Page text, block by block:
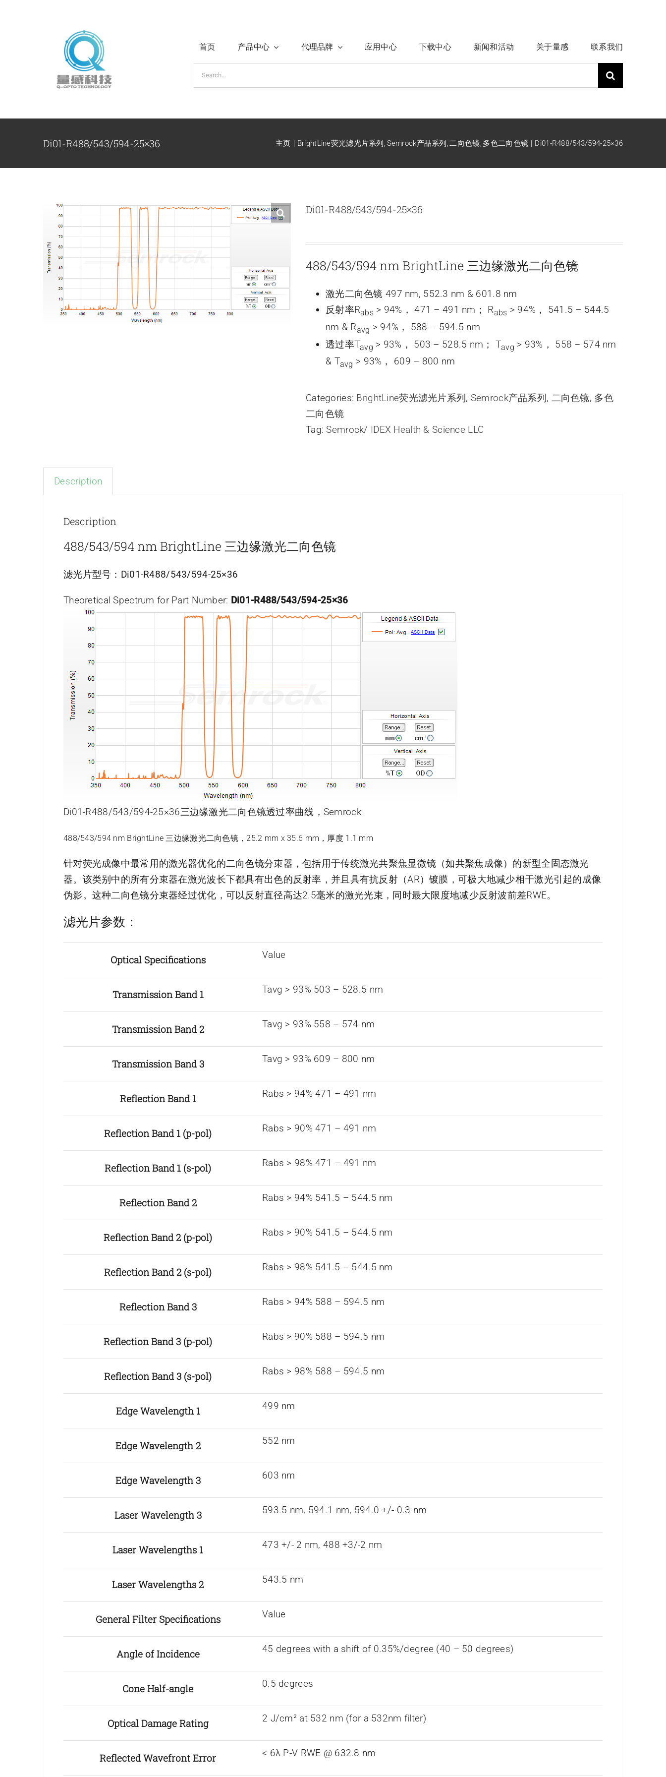
首页 产品中心 代理品牌 应用中心 下载中心 新闻和活动 关于量感 联系我们
索：
Di01-R488/543/594-25×36 主页 BrightLine荧光滤光片系列 Semrock产品系列 二向色镜 多色二向色镜 Di01-R488/543/594-25×36
Di01-R488/543/594-25×36
488/543/594 nm BrightLine 三边缘激光二向色镜
激光二向色镜 497 nm, 552.3 nm & 601.8 nm
反射率Rabs > 94%， 471 – 491 nm； Rabs > 94%， 541.5 – 544.5
nm & Ravg > 94%， 588 – 594.5 nm
透过率Tavg > 93%， 503 – 528.5 nm； Tavg > 93%， 558 – 574 nm
& Tavg > 93%， 609 – 800 nm
Categories: BrightLine荧光滤光片系列 , Semrock产品系列 , 二向色镜, 多色
二向色镜
Tag:Semrock/ IDEX Health & Science LLC
Description
Description
488/543/594 nm BrightLine 三边缘激光二向色镜
滤光片型号： Di01-R488/543/594-25×36
Theoretical Spectrum for Part Number: Di01-R488/543/594-25×36
Di01-R488/543/594-25×36三边缘激光二向色镜透过率曲线，Semrock
488/543/594 nm BrightLine 三边缘激光二向色镜，25.2 mm x 35.6 mm，厚度 1.1 mm
针对荧光成像中最常用的激光器优化的二向色镜分束器，包括用于传统激光共聚焦显微镜（如共聚焦成像）的新型全固态激光
器。该类别中的所有分束器在激光波长下都具有出色的反射率，并且具有抗反射（AR）镀膜，可极大地减少相干激光引起的成像
伪影。这种二向色镜分束器经过优化，可以反射直径高达2.5毫米的激光光束，同时最大限度地减少反射波前差RWE。
滤光片参数：
Optical Specifications Value
Transmission Band 1 Tavg > 93% 503 – 528.5 nm
Transmission Band 2 Tavg > 93% 558 – 574 nm
Transmission Band 3 Tavg > 93% 609 – 800 nm
Reflection Band 1 Rabs > 94% 471 – 491 nm
Reflection Band 1 (p-pol) Rabs > 90% 471 – 491 nm
Reflection Band 1 (s-pol) Rabs > 98% 471 – 491 nm
Reflection Band 2 Rabs > 94% 541.5 – 544.5 nm
Reflection Band 2 (p-pol) Rabs > 90% 541.5 – 544.5 nm
Reflection Band 2 (s-pol) Rabs > 98% 541.5 – 544.5 nm
Reflection Band 3 Rabs > 94% 588 – 594.5 nm
Reflection Band 3 (p-pol) Rabs > 90% 588 – 594.5 nm
Reflection Band 3 (s-pol) Rabs > 98% 588 – 594.5 nm
Edge Wavelength 1 499 nm
Edge Wavelength 2 552 nm
Edge Wavelength 3 603 nm
Laser Wavelength 3 593.5 nm, 594.1 nm, 594.0 +/- 0.3 nm
Laser Wavelengths 1 473 +/- 2 nm, 488 +3/-2 nm
Laser Wavelengths 2 543.5 nm
General Filter Specifications Value
Angle of Incidence 45 degrees with a shift of 0.35%/degree (40 – 50 degrees)
Cone Half-angle 0.5 degrees
Optical Damage Rating 2 J/cm² at 532 nm (for a 532nm filter)
Reflected Wavefront Error < 6λ P-V RWE @ 632.8 nm